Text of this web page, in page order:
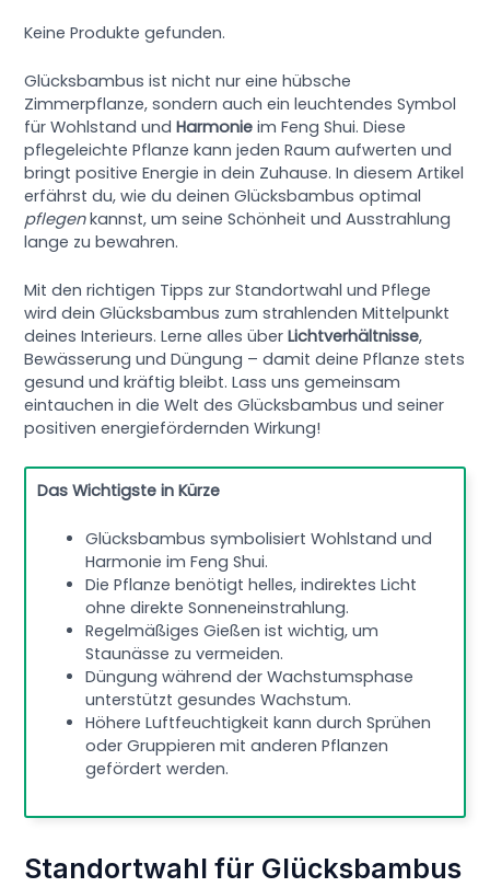
Keine Produkte gefunden.
Glücksbambus ist nicht nur eine hübsche
Zimmerpflanze, sondern auch ein leuchtendes Symbol
für Wohlstand undHarmonie im Feng Shui. Diese
pflegeleichte Pflanze kann jeden Raum aufwerten und
bringt positive Energie in dein Zuhause. In diesem Artikel
erfährst du, wie du deinen Glücksbambus optimal
pflegenkannst, um seine Schönheit und Ausstrahlung
lange zu bewahren.
Mit den richtigen Tipps zur Standortwahl und Pflege
wird dein Glücksbambus zum strahlenden Mittelpunkt
deines Interieurs. Lerne alles überLichtverhältnisse,
Bewässerung und Düngung – damit deine Pflanze stets
gesund und kräftig bleibt. Lass uns gemeinsam
eintauchen in die Welt des Glücksbambus und seiner
positiven energiefördernden Wirkung!
Das Wichtigste in Kürze
Glücksbambus symbolisiert Wohlstand und
Harmonie im Feng Shui.
Die Pflanze benötigt helles, indirektes Licht
ohne direkte Sonneneinstrahlung.
Regelmäßiges Gießen ist wichtig, um
Staunässe zu vermeiden.
Düngung während der Wachstumsphase
unterstützt gesundes Wachstum.
Höhere Luftfeuchtigkeit kann durch Sprühen
oder Gruppieren mit anderen Pflanzen
gefördert werden.
Standortwahl für Glücksbambus